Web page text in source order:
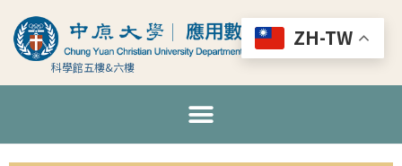
科學館五樓&六樓
ZH-TW